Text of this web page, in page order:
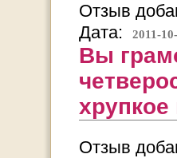
Отзыв
Дата:
2011-
Вы
хрупкое
Отзыв